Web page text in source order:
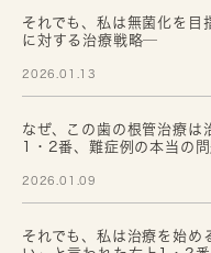
それでも、私は無菌化を
に対する治療戦略─
2026.01.13
なぜ、この歯の根管治療
1・2番、難症例の本当の
2026.01.09
それでも、私は治療を始